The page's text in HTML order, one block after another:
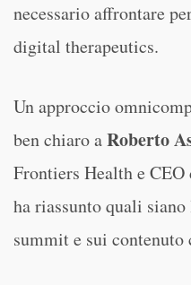
necessario affrontare
digital therapeutics.
Un approccio
ben chiaro aRoberto
Frontiers Health e
ha riassunto quali
summit e sui contenuto